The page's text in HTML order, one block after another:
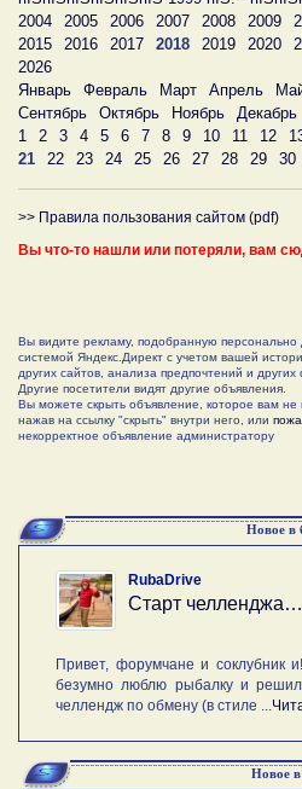
2004
2005 2006 2007 2008 2009
2015
2016 2017 2018 2019 2020
2026
Январь
Февраль Март Апрель
Сентябрь
Октябрь Ноябрь
Декабрь
1
2 3 4 5 6 7 8 9 10 11 12
21
22 23 24 25 26 27 28 29 30
>> Правила пользования сайтом (pdf)
Вы что-то нашли или потеряли, вам
Вы видите рекламу, подобранную персонально
системой Яндекс.Директ с учетом вашей
других сайтов, анализа предпочтений и других
Другие посетители видят другие объявления.
Вы можете скрыть объявление, которое вам не
нажав на ссылку "скрыть" внутри него, или
некорректное объявление администратору
Новое в
RubaDrive
Старт
Привет, форумчане и
безумно люблю рыбалку и решил
челлендж по обмену (в стиле ...
Новое в